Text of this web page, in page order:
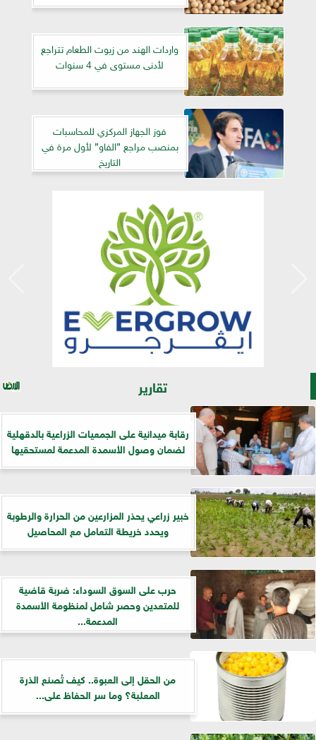
واردات الهند من زيوت الطعام تتراجع
لأدنى مستوى في 4 سنوات
فوز الجهاز المركزي للمحاسبات
بمنصب مراجع ”الفاو” لأول مرة في
التاريخ
تقارير
رقابة ميدانية على الجمعيات الزراعية بالدقهلية
لضمان وصول الأسمدة المدعمة لمستحقيها
خبير زراعي يحذر المزارعين من الحرارة والرطوبة
ويحدد خريطة التعامل مع المحاصيل
حرب على السوق السوداء: ضربة قاضية
للمتعدين وحصر شامل لمنظومة الأسمدة
المدعمة...
من الحقل إلى العبوة.. كيف تُصنع الذرة
المعلبة؟ وما سر الحفاظ على...